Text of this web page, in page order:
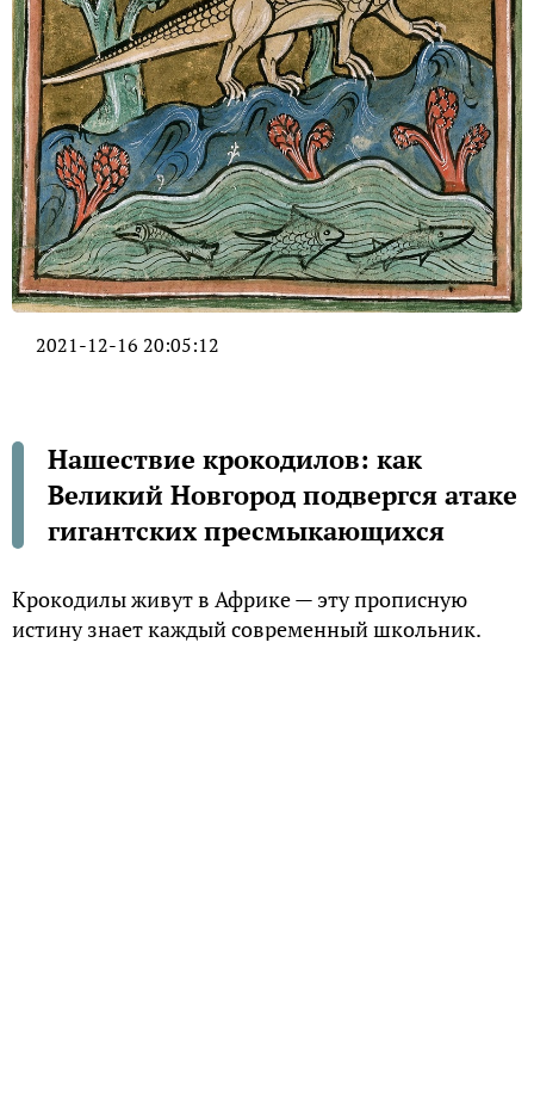
2021-12-16 20:05:12
Нашествие крокодилов: как
Великий Новгород подвергся атаке
гигантских пресмыкающихся
Крокодилы живут в Африке — эту прописную
истину знает каждый современный школьник.